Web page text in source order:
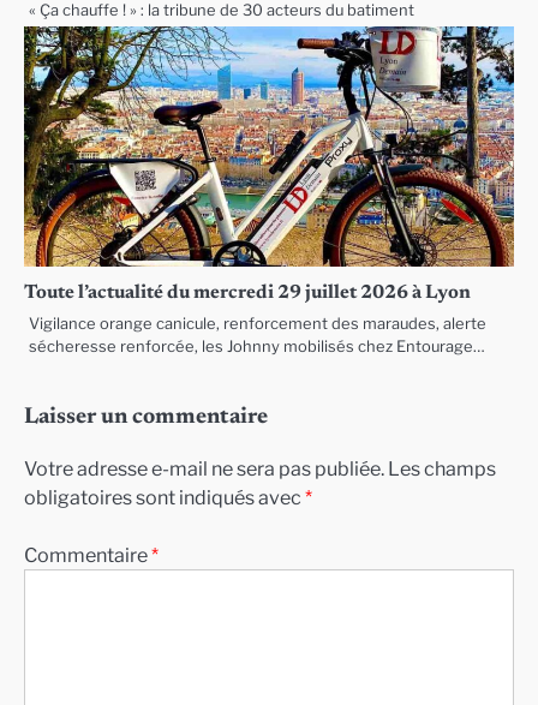
« Ça chauffe ! » : la tribune de 30 acteurs du batiment
Toute l’actualité du mercredi 29 juillet 2026 à Lyon
Vigilance orange canicule, renforcement des maraudes, alerte
sécheresse renforcée, les Johnny mobilisés chez Entourage…
Laisser un commentaire
Votre adresse e-mail ne sera pas publiée. Les champs
obligatoires sont indiqués avec *
Commentaire*